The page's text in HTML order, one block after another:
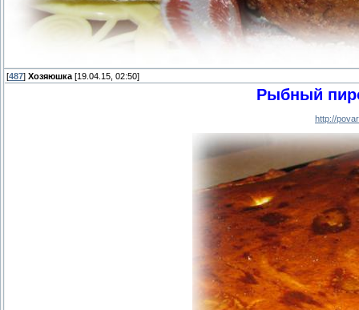
[487] Хозяюшка [19.04.15, 02:50]
Рыбный
http://